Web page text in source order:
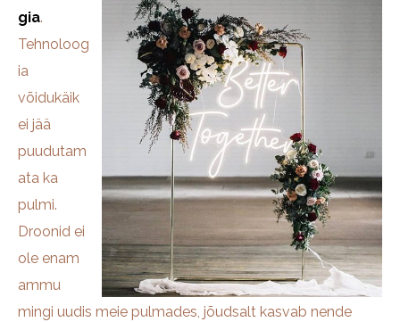
gia.
Tehnoloog
ia
võidukäik
ei jää
puudutam
ata ka
pulmi.
Droonid ei
ole enam
ammu
mingi uudis meie pulmades, jõudsalt kasvab nende